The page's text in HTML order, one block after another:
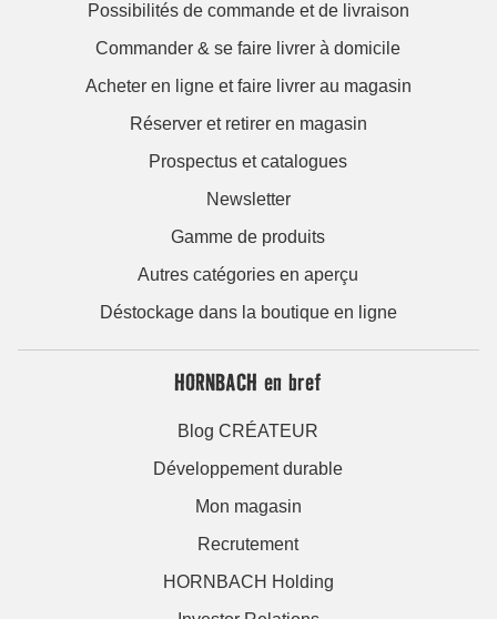
Possibilités de commande et de livraison
Commander & se faire livrer à domicile
Acheter en ligne et faire livrer au magasin
Réserver et retirer en magasin
Prospectus et catalogues
Newsletter
Gamme de produits
Autres catégories en aperçu
Déstockage dans la boutique en ligne
HORNBACH en bref
Blog CRÉATEUR
Développement durable
Mon magasin
Recrutement
HORNBACH Holding